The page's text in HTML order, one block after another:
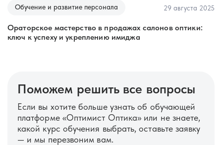
Обучение и развитие персонала 29 августа 2025
Бинокулярная дисфункция зрения: незаметный враг
вашего комфорта и здоровья глаз
Поможем решить все вопросы
Если вы хотите больше узнать об обучающей
платформе «Оптимист Оптика» или не знаете,
какой курс обучения выбрать, оставьте заявку
— и мы перезвоним вам.